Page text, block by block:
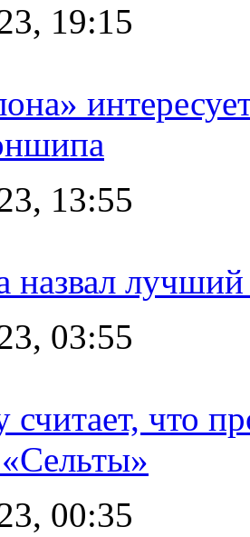
19:15
13:55
назвал
03:55
считает, что
00:35